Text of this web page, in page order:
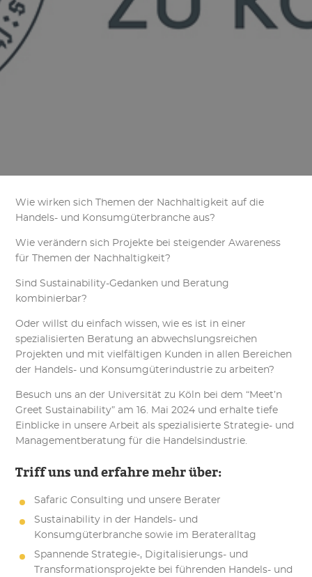
Wie wirken sich Themen der Nachhaltigkeit auf die
Handels- und Konsumgüterbranche aus?
Wie verändern sich Projekte bei steigender Awareness
für Themen der Nachhaltigkeit?
Sind Sustainability-Gedanken und Beratung
kombinierbar?
Oder willst du einfach wissen, wie es ist in einer
spezialisierten Beratung an abwechslungsreichen
Projekten und mit vielfältigen Kunden in allen Bereichen
der Handels- und Konsumgüterindustrie zu arbeiten?
Besuch uns an der Universität zu Köln bei dem “Meet’n
Greet Sustainability” am 16. Mai 2024 und erhalte tiefe
Einblicke in unsere Arbeit als spezialisierte Strategie- und
Managementberatung für die Handelsindustrie.
Triff uns und erfahre mehr über:
Safaric Consulting und unsere Berater
Sustainability in der Handels- und
Konsumgüterbranche sowie im Berateralltag
Spannende Strategie-, Digitalisierungs- und
Transformationsprojekte bei führenden Handels- und